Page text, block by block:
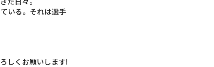
いる。それは選手
しくお願いします!